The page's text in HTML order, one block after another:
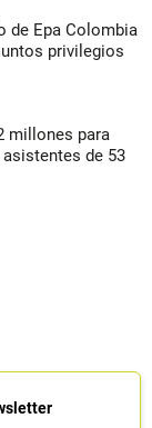
de Epa Colombia
privilegios
millones para
de 53